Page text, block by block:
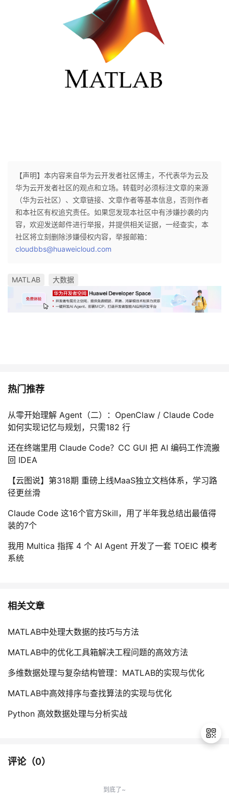
【声明】本内容来自华为云开发者社区博主，不代表华为云及
华为云开发者社区的观点和立场。转载时必须标注文章的来源
（华为云社区）、文章链接、文章作者等基本信息，否则作者
和本社区有权追究责任。如果您发现本社区中有涉嫌抄袭的内
容，欢迎发送邮件进行举报，并提供相关证据，一经查实，本
社区将立刻删除涉嫌侵权内容，举报邮箱：
cloudbbs@huaweicloud.com
MATLAB 大数据
热门推荐
从零开始理解 Agent（二）：OpenClaw / Claude Code
如何实现记忆与规划，只需182 行
还在终端里用 Claude Code？CC GUI 把 AI 编码工作流搬
回 IDEA
【云图说】第318期 重磅上线MaaS独立文档体系，学习路
径更丝滑
Claude Code 这16个官方Skill，用了半年我总结出最值得
装的7个
我用 Multica 指挥 4 个 AI Agent 开发了一套 TOEIC 模考
系统
相关文章
MATLAB中处理大数据的技巧与方法
MATLAB中的优化工具箱解决工程问题的高效方法
多维数据处理与复杂结构管理：MATLAB的实现与优化
MATLAB中高效排序与查找算法的实现与优化
Python 高效数据处理与分析实战
评论（0）
到底了~